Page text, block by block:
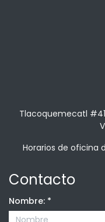
Tlacoquemecatl
Horarios de oficina
Contacto
Nombre: *